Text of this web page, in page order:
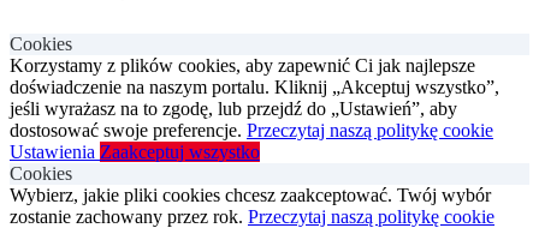
Cookies
Korzystamy z plików cookies, aby zapewnić Ci jak najlepsze
doświadczenie na naszym portalu. Kliknij „Akceptuj wszystko”,
jeśli wyrażasz na to zgodę, lub przejdź do „Ustawień”, aby
dostosować swoje preferencje. Przeczytaj naszą politykę cookie
Ustawienia Zaakceptuj wszystko
Cookies
Wybierz, jakie pliki cookies chcesz zaakceptować. Twój wybór
zostanie zachowany przez rok. Przeczytaj naszą politykę cookie